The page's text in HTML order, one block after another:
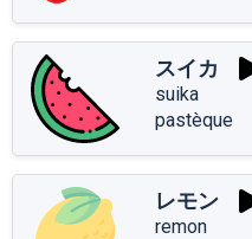
スイカ
suika
pastèque
レモン
remon